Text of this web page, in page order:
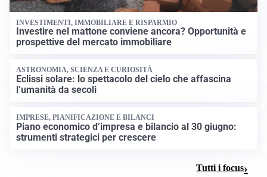
INVESTIMENTI, IMMOBILIARE E RISPARMIO
Investire nel mattone conviene ancora? Opportunità e
prospettive del mercato immobiliare
ASTRONOMIA, SCIENZA E CURIOSITÀ
Eclissi solare: lo spettacolo del cielo che affascina
l’umanità da secoli
IMPRESE, PIANIFICAZIONE E BILANCI
Piano economico d’impresa e bilancio al 30 giugno:
strumenti strategici per crescere
Tutti i focus